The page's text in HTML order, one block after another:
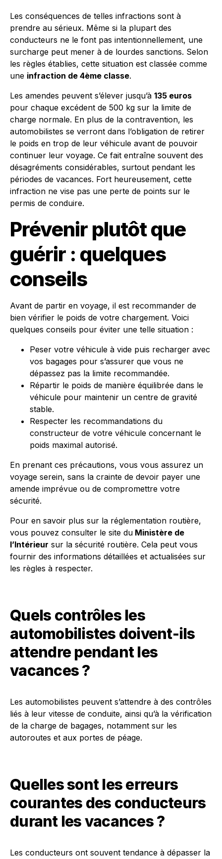
Les conséquences de telles infractions sont à
prendre au sérieux. Même si la plupart des
conducteurs ne le font pas intentionnellement, une
surcharge peut mener à de lourdes sanctions. Selon
les règles établies, cette situation est classée comme
une infraction de 4ème classe.
Les amendes peuvent s’élever jusqu’à 135 euros
pour chaque excédent de 500 kg sur la limite de
charge normale. En plus de la contravention, les
automobilistes se verront dans l’obligation de retirer
le poids en trop de leur véhicule avant de pouvoir
continuer leur voyage. Ce fait entraîne souvent des
désagréments considérables, surtout pendant les
périodes de vacances. Fort heureusement, cette
infraction ne vise pas une perte de points sur le
permis de conduire.
Prévenir plutôt que
guérir : quelques
conseils
Avant de partir en voyage, il est recommander de
bien vérifier le poids de votre chargement. Voici
quelques conseils pour éviter une telle situation :
Peser votre véhicule à vide puis recharger avec
vos bagages pour s’assurer que vous ne
dépassez pas la limite recommandée.
Répartir le poids de manière équilibrée dans le
véhicule pour maintenir un centre de gravité
stable.
Respecter les recommandations du
constructeur de votre véhicule concernant le
poids maximal autorisé.
En prenant ces précautions, vous vous assurez un
voyage serein, sans la crainte de devoir payer une
amende imprévue ou de compromettre votre
sécurité.
Pour en savoir plus sur la réglementation routière,
vous pouvez consulter le site du Ministère de
l’Intérieur sur la sécurité routière. Cela peut vous
fournir des informations détaillées et actualisées sur
les règles à respecter.
Quels contrôles les
automobilistes doivent-ils
attendre pendant les
vacances ?
Les automobilistes peuvent s’attendre à des contrôles
liés à leur vitesse de conduite, ainsi qu’à la vérification
de la charge de bagages, notamment sur les
autoroutes et aux portes de péage.
Quelles sont les erreurs
courantes des conducteurs
durant les vacances ?
Les conducteurs ont souvent tendance à dépasser la